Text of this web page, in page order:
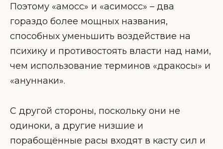
Поэтому «амосс» и «асимосс» – два
гораздо более мощных названия,
способных уменьшить воздействие на
психику и противостоять власти над нами,
чем использование терминов «дракосы» и
«ануннаки».
С другой стороны, поскольку они не
одиноки, а другие низшие и
порабощённые расы входят в касту сил и